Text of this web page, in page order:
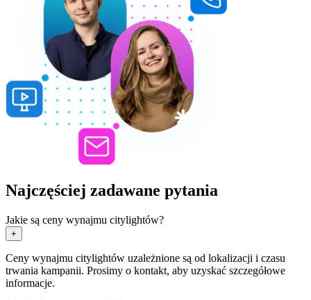
Najczęściej zadawane pytania
Jakie są ceny wynajmu citylightów?
+
Ceny wynajmu citylightów uzależnione są od lokalizacji i czasu
trwania kampanii. Prosimy o kontakt, aby uzyskać szczegółowe
informacje.